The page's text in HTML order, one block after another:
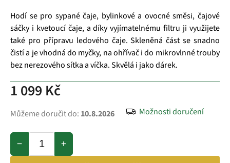
1 099 Kč
Můžeme doručit do: 10.8.2026 Možnosti doručení
+
−
Hodí se pro sypané čaje, bylinkové a ovocné směsi, čajové
sáčky i kvetoucí čaje, a díky vyjímatelnému filtru ji využijete
také pro přípravu ledového čaje. Skleněná část se snadno
čistí a je vhodná do myčky, na ohřívač i do mikrovlnné trouby
bez nerezového sítka a víčka. Skvělá i jako dárek.